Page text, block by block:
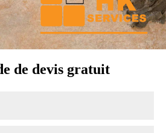
de devis gratuit